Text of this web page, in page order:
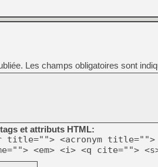
Les champs obligatoires sont
et attributs HTML:
<acronym title="">
<em> <i> <q cite="">